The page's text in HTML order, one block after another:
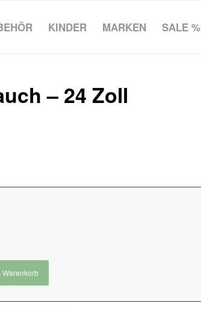
KINDER MARKEN SALE %
– 24 Zoll
Warenkorb